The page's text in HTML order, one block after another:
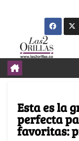
Esta es la
perfecta
favoritas: